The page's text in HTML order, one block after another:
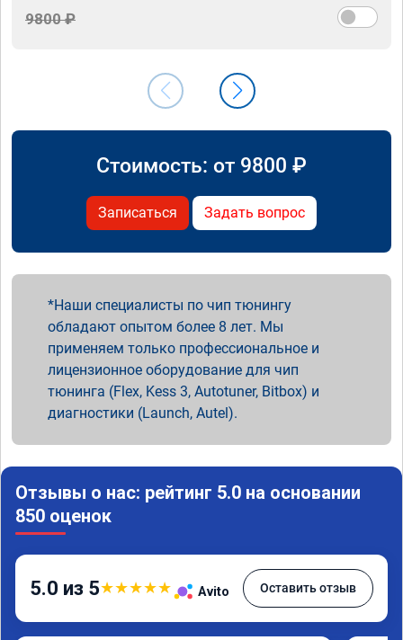
9800 ₽
Стоимость: от 9800 ₽
Записаться Задать вопрос
Наши специалисты по чип тюнингу
обладают опытом более 8 лет. Мы
применяем только профессиональное и
лицензионное оборудование для чип
тюнинга (Flex, Kess 3, Autotuner, Bitbox) и
диагностики (Launch, Autel).
Отзывы о нас: рейтинг 5.0 на основании
850 оценок
5.0 из 5★★★★★ Avito Оставить отзыв